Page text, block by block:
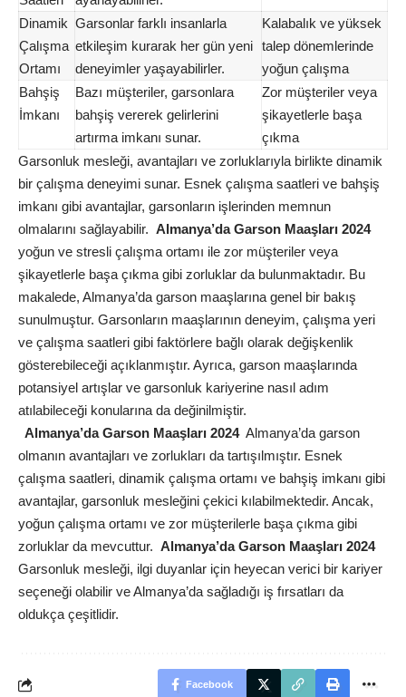
Dinamik
Çalışma
Ortamı
Garsonlar farklı insanlarla
etkileşim kurarak her gün yeni
deneyimler yaşayabilirler.
Kalabalık ve yüksek
talep dönemlerinde
yoğun çalışma
Bahşiş
İmkanı
Bazı müşteriler, garsonlara
bahşiş vererek gelirlerini
artırma imkanı sunar.
Zor müşteriler veya
şikayetlerle başa
çıkma
Garsonluk mesleği, avantajları ve zorluklarıyla birlikte dinamik
bir çalışma deneyimi sunar. Esnek çalışma saatleri ve bahşiş
imkanı gibi avantajlar, garsonların işlerinden memnun
olmalarını sağlayabilir. Almanya’da Garson Maaşları 2024
yoğun ve stresli çalışma ortamı ile zor müşteriler veya
şikayetlerle başa çıkma gibi zorluklar da bulunmaktadır. Bu
makalede, Almanya’da garson maaşlarına genel bir bakış
sunulmuştur. Garsonların maaşlarının deneyim, çalışma yeri
ve çalışma saatleri gibi faktörlere bağlı olarak değişkenlik
gösterebileceği açıklanmıştır. Ayrıca, garson maaşlarında
potansiyel artışlar ve garsonluk kariyerine nasıl adım
atılabileceği konularına da değinilmiştir.
Almanya’da Garson Maaşları 2024Almanya’da garson
olmanın avantajları ve zorlukları da tartışılmıştır. Esnek
çalışma saatleri, dinamik çalışma ortamı ve bahşiş imkanı gibi
avantajlar, garsonluk mesleğini çekici kılabilmektedir. Ancak,
yoğun çalışma ortamı ve zor müşterilerle başa çıkma gibi
zorluklar da mevcuttur. Almanya’da Garson Maaşları 2024
Garsonluk mesleği, ilgi duyanlar için heyecan verici bir kariyer
seçeneği olabilir ve Almanya’da sağladığı iş fırsatları da
oldukça çeşitlidir.
Facebook